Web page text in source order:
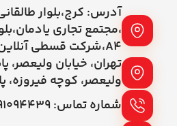
آدرس: کرج،بلوار
A4،شرکت قسطی آنلاین
تهران، خیابان ولیعصر،
ولیعصر، کوچه فیروزه، پلاک 32،
شماره تماس: ۰۲۱۹۱۰۹۴۴۳۹